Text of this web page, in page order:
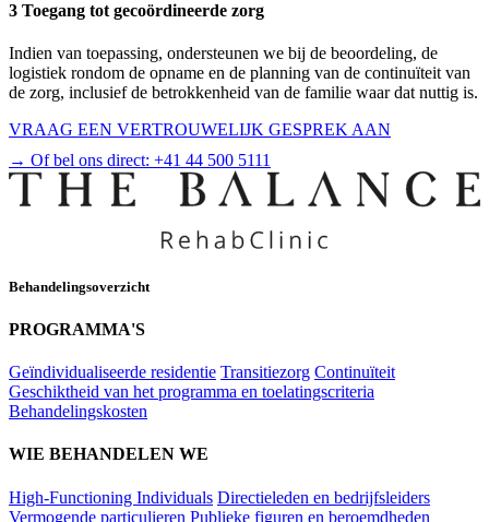
3 Toegang tot gecoördineerde zorg
Indien van toepassing, ondersteunen we bij de beoordeling, de
logistiek rondom de opname en de planning van de continuïteit van
de zorg, inclusief de betrokkenheid van de familie waar dat nuttig is.
VRAAG EEN VERTROUWELIJK GESPREK AAN
→ Of bel ons direct: +41 44 500 5111
Behandelingsoverzicht
PROGRAMMA'S
Geïndividualiseerde residentie Transitiezorg Continuïteit
Geschiktheid van het programma en toelatingscriteria
Behandelingskosten
WIE BEHANDELEN WE
High-Functioning Individuals Directieleden en bedrijfsleiders
Vermogende particulieren Publieke figuren en beroemdheden